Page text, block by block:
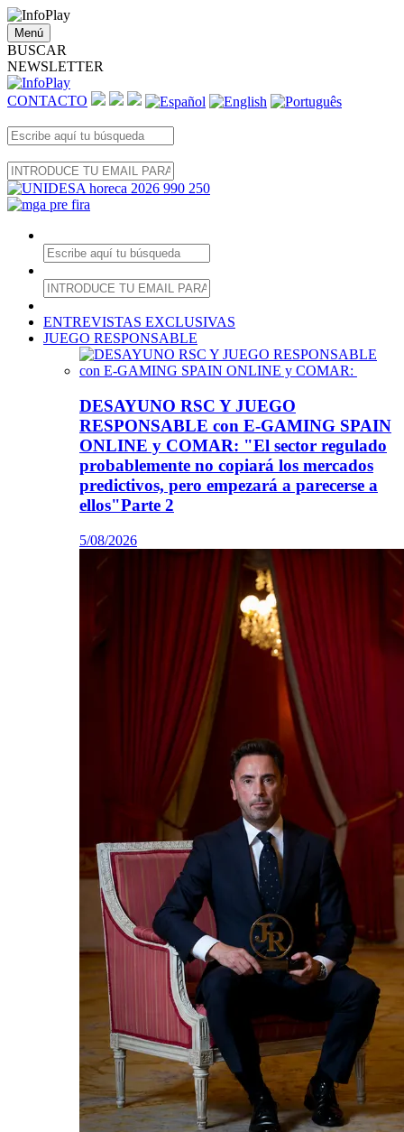
Menú
BUSCAR
NEWSLETTER
CONTACTO
ENTREVISTAS EXCLUSIVAS
JUEGO RESPONSABLE
DESAYUNO RSC Y JUEGO
RESPONSABLE con E-GAMING SPAIN
ONLINE y COMAR: "El sector regulado
probablemente no copiará los mercados
predictivos, pero empezará a parecerse a
ellos"Parte 2
5/08/2026